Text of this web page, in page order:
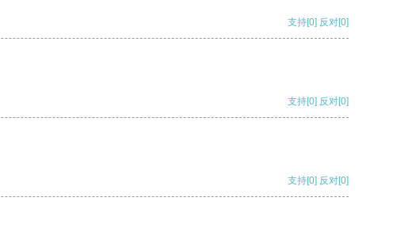
支持[0] 反对[0]
支持[0] 反对[0]
支持[0] 反对[0]